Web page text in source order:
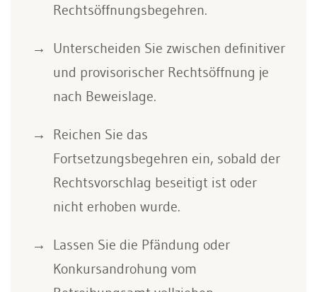
Rechtsöffnungsbegehren.
Unterscheiden Sie zwischen definitiver
und provisorischer Rechtsöffnung je
nach Beweislage.
Reichen Sie das
Fortsetzungsbegehren ein, sobald der
Rechtsvorschlag beseitigt ist oder
nicht erhoben wurde.
Lassen Sie die Pfändung oder
Konkursandrohung vom